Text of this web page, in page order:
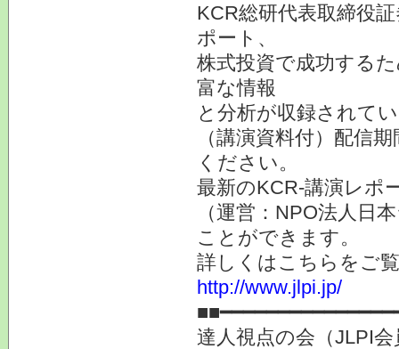
KCR総研代表取締役
ポート、
株式投資で成功する
富な情報
と分析が収録されて
（講演資料付）配信
ください。
最新のKCR-講演レポ
（運営：NPO法人日
ことができます。
詳しくはこちらをご
http://www.jlpi.jp/
達人視点の会（JLPI